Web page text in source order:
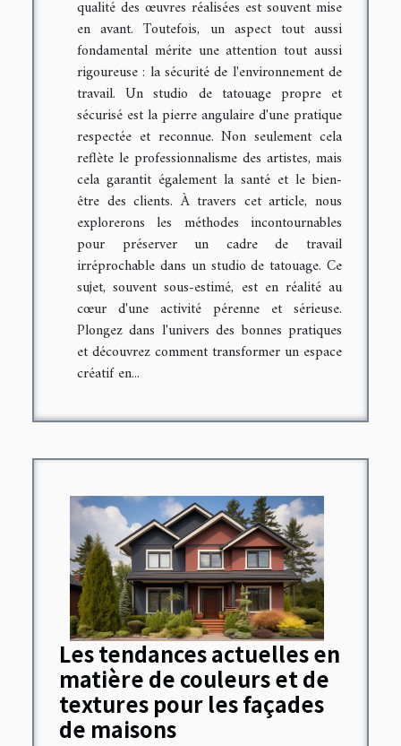
qualité des œuvres réalisées est souvent mise
en avant. Toutefois, un aspect tout aussi
fondamental mérite une attention tout aussi
rigoureuse : la sécurité de l'environnement de
travail. Un studio de tatouage propre et
sécurisé est la pierre angulaire d'une pratique
respectée et reconnue. Non seulement cela
reflète le professionnalisme des artistes, mais
cela garantit également la santé et le bien-
être des clients. À travers cet article, nous
explorerons les méthodes incontournables
pour préserver un cadre de travail
irréprochable dans un studio de tatouage. Ce
sujet, souvent sous-estimé, est en réalité au
cœur d'une activité pérenne et sérieuse.
Plongez dans l'univers des bonnes pratiques
et découvrez comment transformer un espace
créatif en...
Les tendances actuelles en
matière de couleurs et de
textures pour les façades
de maisons